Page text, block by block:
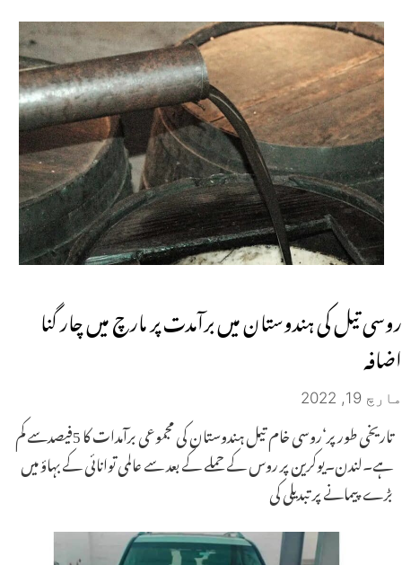
روسی تیل کی ہندوستان میں برآمدت پر مارچ میں چار گنا
اضافہ
مارچ 19, 2022
تاریخی طور پر‘روسی خام تیل ہندوستان کی مجموعی برآمدات کا 5فیصدسے کم
ہے۔لندن۔یوکرین پر روس کے حملے کے بعد سے عالمی توانائی کے بہاؤ میں
بڑے پیمانے پر تبدیلی کی